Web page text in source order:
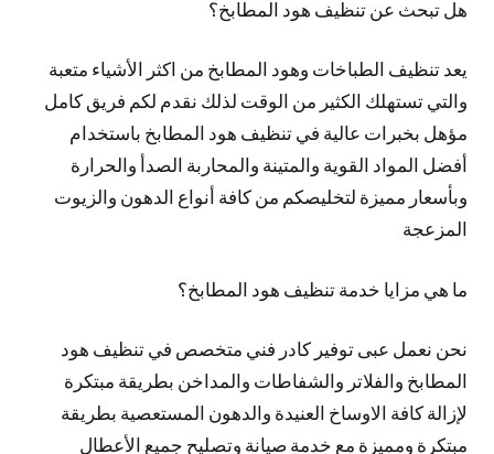
هل تبحث عن تنظيف هود المطابخ؟
يعد تنظيف الطباخات وهود المطابخ من اكثر الأشياء متعبة
والتي تستهلك الكثير من الوقت لذلك نقدم لكم فريق كامل
مؤهل بخبرات عالية في تنظيف هود المطابخ باستخدام
أفضل المواد القوية والمتينة والمحاربة الصدأ والحرارة
وبأسعار مميزة لتخليصكم من كافة أنواع الدهون والزيوت
المزعجة
ما هي مزايا خدمة تنظيف هود المطابخ؟
نحن نعمل عبى توفير كادر فني متخصص في تنظيف هود
المطابخ والفلاتر والشفاطات والمداخن بطريقة مبتكرة
لإزالة كافة الاوساخ العنيدة والدهون المستعصية بطريقة
مبتكرة ومميزة مع خدمة صيانة وتصليح جميع الأعطال